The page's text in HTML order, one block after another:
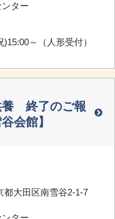
ター
～（人形受付）
養 終了のご報
会館】
都大田区南雪谷2-1-7